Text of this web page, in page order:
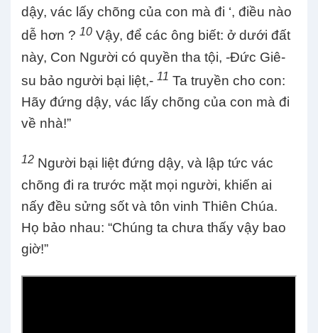
dậy, vác lấy chõng của con mà đi ‘, điều nào
dễ hơn ? 10 Vậy, để các ông biết: ở dưới đất
này, Con Người có quyền tha tội, -Đức Giê-
su bảo người bại liệt,- 11 Ta truyền cho con:
Hãy đứng dậy, vác lấy chõng của con mà đi
về nhà!”
12 Người bại liệt đứng dậy, và lập tức vác
chõng đi ra trước mặt mọi người, khiến ai
nấy đều sửng sốt và tôn vinh Thiên Chúa.
Họ bảo nhau: “Chúng ta chưa thấy vậy bao
giờ!”